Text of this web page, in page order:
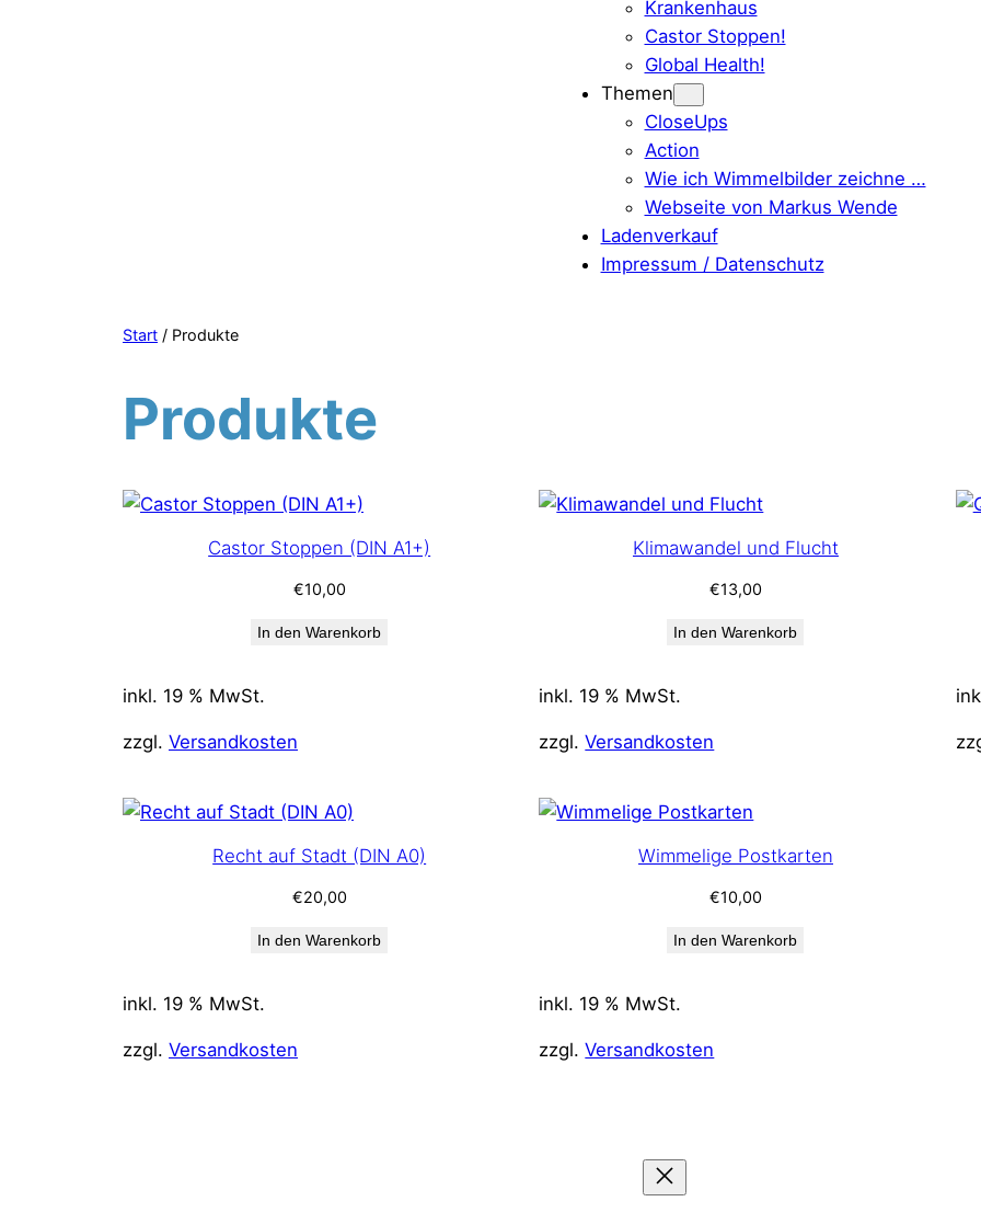
Krankenhaus
Castor Stoppen!
Global Health!
Themen
CloseUps
Action
Wie ich Wimmelbilder zeichne …
Webseite von Markus Wende
Ladenverkauf
Impressum / Datenschutz
Start / Produkte
Produkte
Castor Stoppen (DIN A1+)
€10,00
In den Warenkorb
inkl. 19 % MwSt.
zzgl. Versandkosten
Klimawandel und Flucht
€13,00
In den Warenkorb
inkl. 19 % MwSt.
zzgl.Versandkosten
Recht auf Stadt (DIN A0)
€20,00
In den Warenkorb
inkl. 19 % MwSt.
zzgl. Versandkosten
Wimmelige Postkarten
€10,00
In den Warenkorb
inkl. 19 % MwSt.
zzgl.Versandkosten